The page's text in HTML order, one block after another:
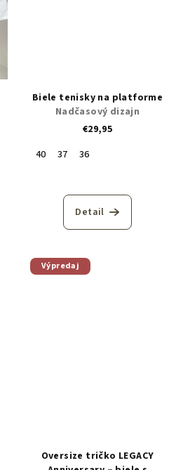
Biele tenisky na platforme
Nadčasový dizajn
€29,95
40
37 36
Detail
Výpredaj
Oversize tričko LEGACY